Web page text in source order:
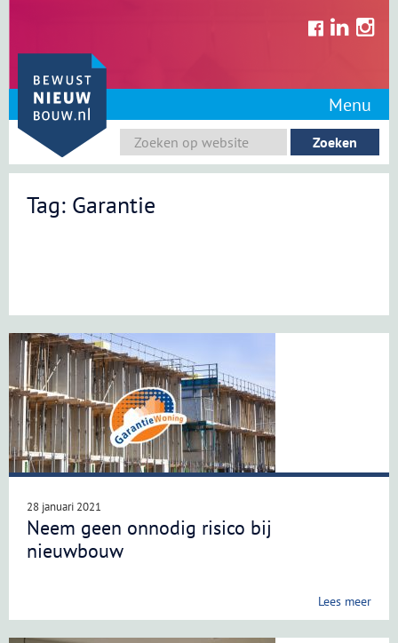
content
Menu
Tag: Garantie
28 januari 2021
Neem geen onnodig risico bij
nieuwbouw
Lees meer